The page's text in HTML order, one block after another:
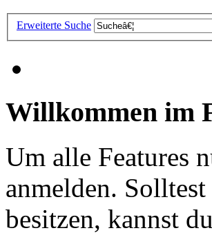
Erweiterte Suche
Willkommen im
Um alle Features
anmelden.
besitzen, kannst